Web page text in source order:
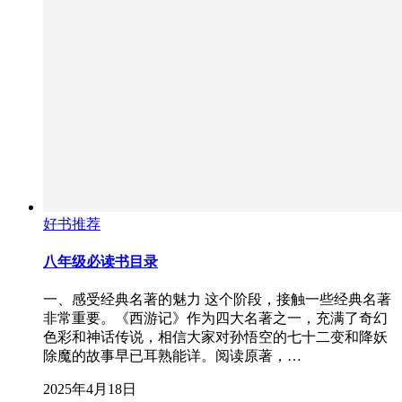
好书推荐
八年级必读书目录
一、感受经典名著的魅力 这个阶段，接触一些经典名著
非常重要。《西游记》作为四大名著之一，充满了奇幻
色彩和神话传说，相信大家对孙悟空的七十二变和降妖
除魔的故事早已耳熟能详。阅读原著，…
2025年4月18日